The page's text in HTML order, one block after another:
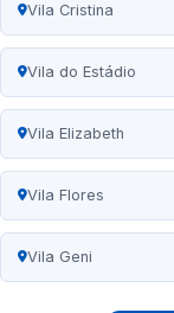
Vila Cristina
Vila do Estádio
Vila Elizabeth
Vila Flores
Vila Geni